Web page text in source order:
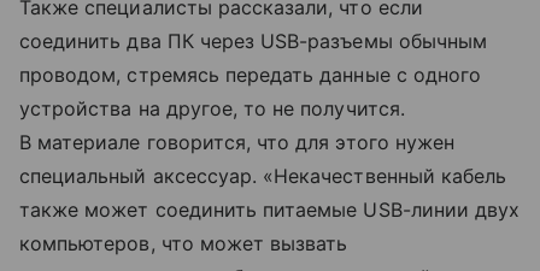
Также специалисты рассказали, что если
соединить два ПК через USB-разъемы обычным
проводом, стремясь передать данные с одного
устройства на другое, то не получится.
В материале говорится, что для этого нужен
специальный аксессуар. «Некачественный кабель
также может соединить питаемые USB-линии двух
компьютеров, что может вызвать